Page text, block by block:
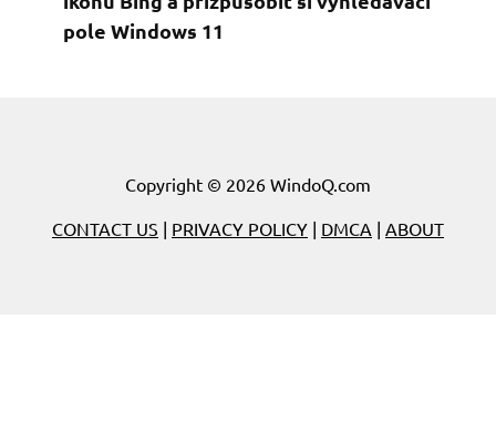
pole Windows 11
Copyright © 2026 WindoQ.com
CONTACT US | PRIVACY POLICY | DMCA | ABOUT